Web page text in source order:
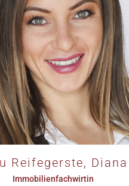
Reifegerste, Diana
Immobilienfachwirtin